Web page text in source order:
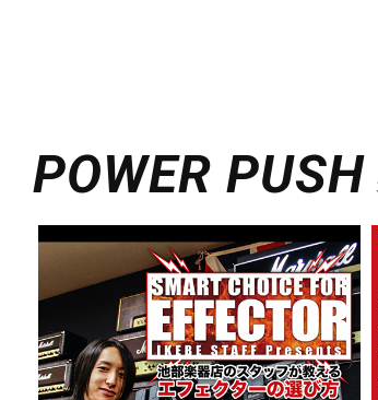
POWER PUSH